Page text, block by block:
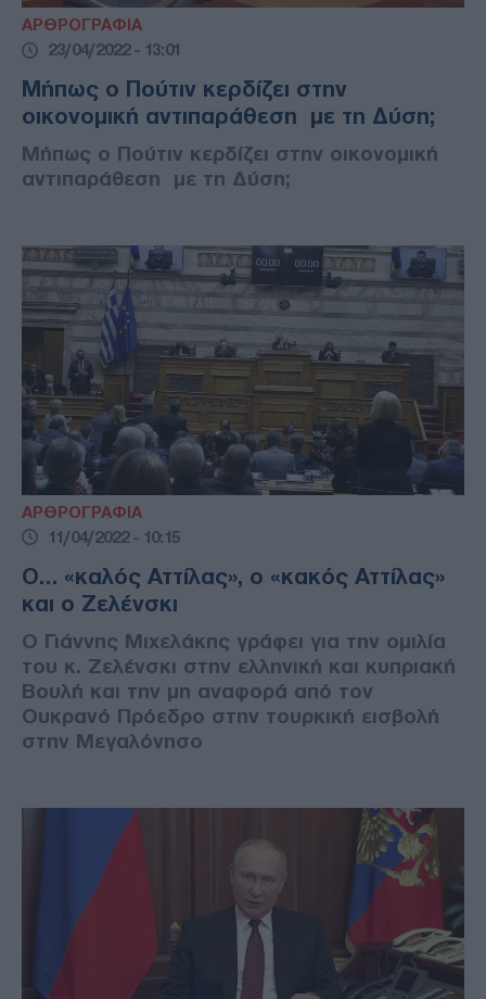
ΑΡΘΡΟΓΡΑΦΙΑ
23/04/2022 - 13:01
Μήπως ο Πούτιν κερδίζει στην
οικονομική αντιπαράθεση με τη Δύση;
Μήπως ο Πούτιν κερδίζει στην οικονομική
αντιπαράθεση με τη Δύση;
ΑΡΘΡΟΓΡΑΦΙΑ
11/04/2022 - 10:15
Ο… «καλός Αττίλας», ο «κακός Αττίλας»
και ο Ζελένσκι
Ο Γιάννης Μιχελάκης γράφει για την ομιλία
του κ. Ζελένσκι στην ελληνική και κυπριακή
Βουλή και την μη αναφορά από τον
Ουκρανό Πρόεδρο στην τουρκική εισβολή
στην Μεγαλόνησο